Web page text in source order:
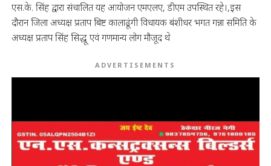
एस.के. सिंह द्वारा संचालित यह आयोजन एमएलए, डीएम उपस्थित रहे।,इस
दौरान जिला अध्यक्ष प्रताप बिष्ट कालाढूंगी विधायक बंशीधर भगत गन्ना समिति के
अध्यक्ष प्रताप सिंह सिद्धू एवं गणमान्य लोग मौजूद थे
ADVERTISEMENTS